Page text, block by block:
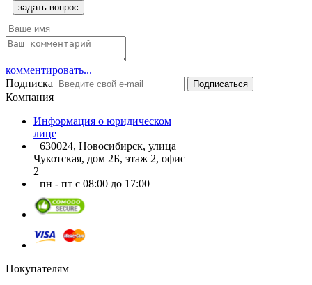
задать вопрос
комментировать...
Подписка
Подписаться
Компания
Информация о юридическом
лице
630024, Новосибирск, улица
Чукотская, дом 2Б, этаж 2, офис
2
пн - пт с 08:00 до 17:00
Покупателям